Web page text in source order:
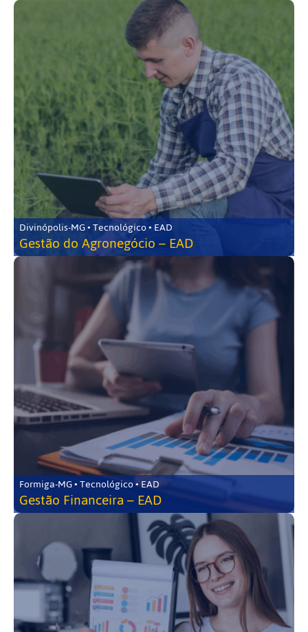
Divinópolis-MG • Tecnológico • EAD
Gestão do Agronegócio – EAD
Formiga-MG • Tecnológico • EAD
Gestão Financeira – EAD